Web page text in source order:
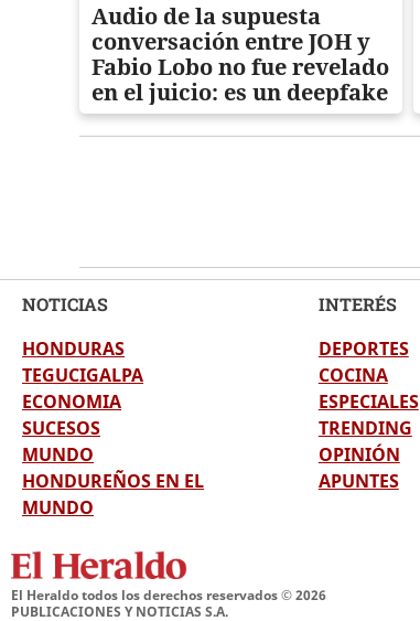
Audio de la supuesta
conversación entre JOH y
Fabio Lobo no fue revelado
en el juicio: es un deepfake
NOTICIAS
HONDURAS
TEGUCIGALPA
ECONOMIA
SUCESOS
MUNDO
HONDUREÑOS EN EL
MUNDO
INTERÉS
DEPORTES
COCINA
ESPECIALES
TRENDING
OPINIÓN
APUNTES
El Heraldo todos los derechos reservados ©2026
PUBLICACIONES Y NOTICIAS S.A.